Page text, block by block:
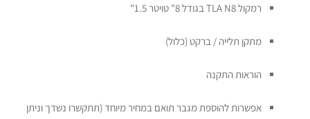
רמקול TLA N8 בגודל 8" טויטר 1.5"
מתקן תלייה / ברקט (כלול)
הוראות התקנה
אפשרות להוספת מגבר תואם במחיר מיוחד (תתקשרו נשדך וניתן